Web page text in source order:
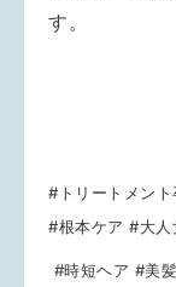
す。
#トリートメント
#根本ケア #大人
#時短ヘア #美